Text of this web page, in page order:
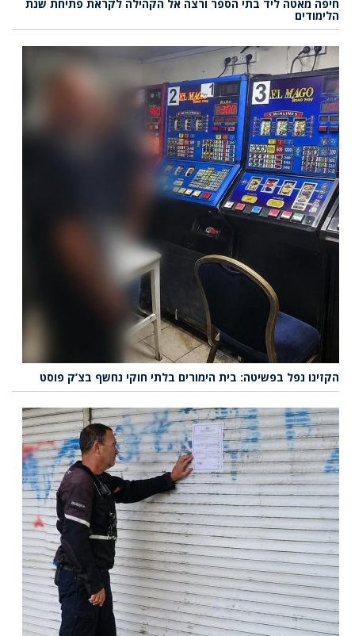
חיפה מאטה ליד בתי הספר ורצה אל הקהילה לקראת פתיחת שנת
הלימודים
הקזינו נפל בפשיטה: בית הימורים בלתי חוקי נחשף בצ’ק פוסט